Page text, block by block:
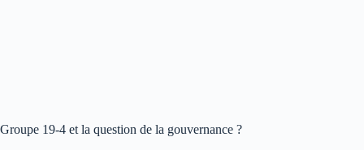
Groupe 19-4 et la question de la gouvernance ?